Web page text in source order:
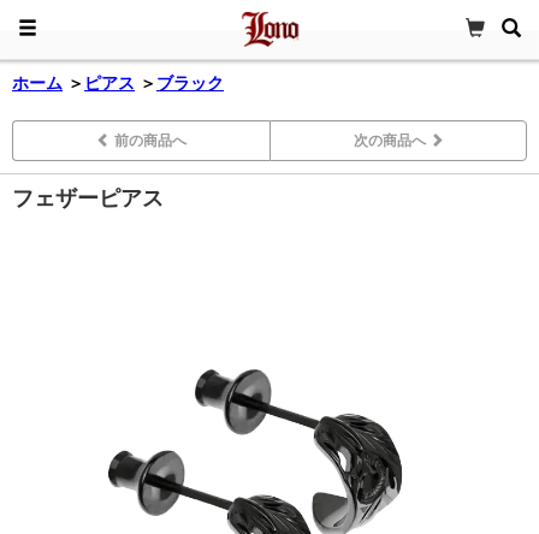
ホーム ＞ ピアス ＞ ブラック
前の商品へ 次の商品へ
フェザーピアス